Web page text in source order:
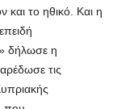
και το ηθικό. Και η
δήλωσε η
τις